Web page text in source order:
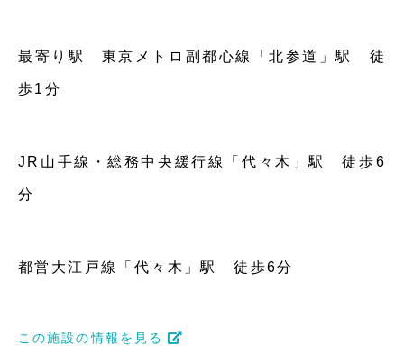
最寄り駅 東京メトロ副都心線「北参道」駅 徒
歩1分
JR山手線・総務中央緩行線「代々木」駅 徒歩6
分
都営大江戸線「代々木」駅 徒歩6分
この施設の情報を見る